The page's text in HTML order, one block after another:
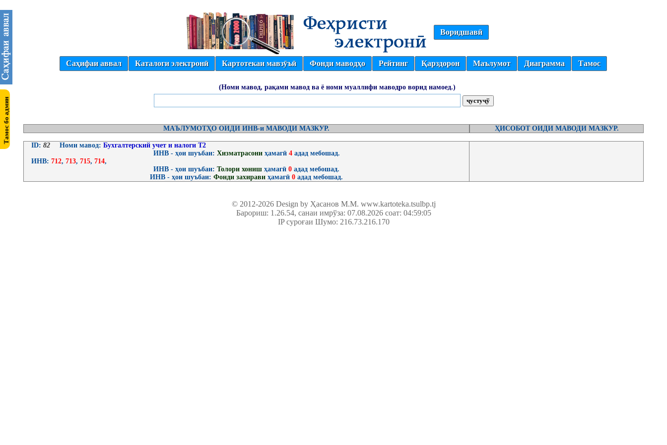
Воридшавӣ
Саҳифаи аввал Каталоги электронӣ Картотекаи мавзӯъӣ Фонди маводҳо Рейтинг Қарздорон Маълумот Диаграмма Тамос
(Номи мавод, рақами мавод ва ё номи муаллифи маводро ворид намоед.)
МАЪЛУМОТҲО ОИДИ ИНВ-и МАВОДИ МАЗКУР. ҲИСОБОТ ОИДИ МАВОДИ МАЗКУР.
ID: 82 Номи мавод: Бухгалтерский учет и налоги Т2
ИНВ - ҳои шуъбаи: Хизматрасониҳамагӣ 4адад мебошад.
ИНВ: 712, 713, 715, 714,
ИНВ - ҳои шуъбаи: Толори хониш ҳамагӣ 0 адад мебошад.
ИНВ - ҳои шуъбаи: Фонди захирави ҳамагӣ 0 адад мебошад.
© 2012-2026 Design by Ҳасанов М.М. www.kartoteka.tsulbp.tj
Барориш: 1.26.54, санаи имрўза: 07.08.2026 соат: 04:59:05
IP суроғаи Шумо: 216.73.216.170